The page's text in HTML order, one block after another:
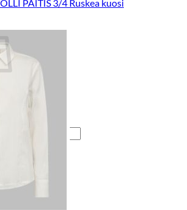
on tyhjä.
kauppaan
PAITIS 3/4 Ruskea kuosi